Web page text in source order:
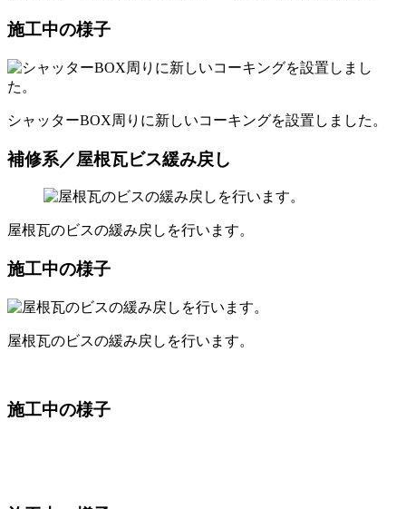
施工中の様子
シャッターBOX周りに新しいコーキングを設置しました。
補修系／屋根瓦ビス緩み戻し
屋根瓦のビスの緩み戻しを行います。
施工中の様子
屋根瓦のビスの緩み戻しを行います。
施工中の様子